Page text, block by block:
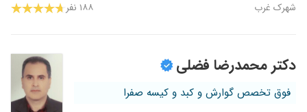
شهرک غرب ۱۸۸ نفر
دکتر محمدرضا فضلی
فوق تخصص گوارش و کبد و کیسه صفرا